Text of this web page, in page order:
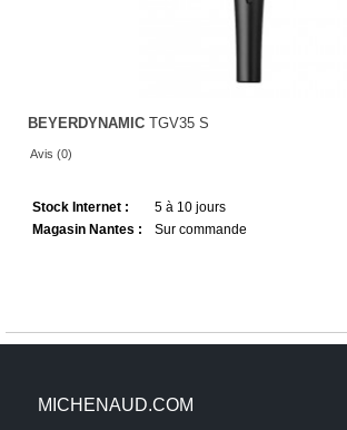
BEYERDYNAMIC TGV35 S
Avis (0)
Stock Internet :
5 à 10 jours
Magasin Nantes :
Sur commande
MICHENAUD.COM